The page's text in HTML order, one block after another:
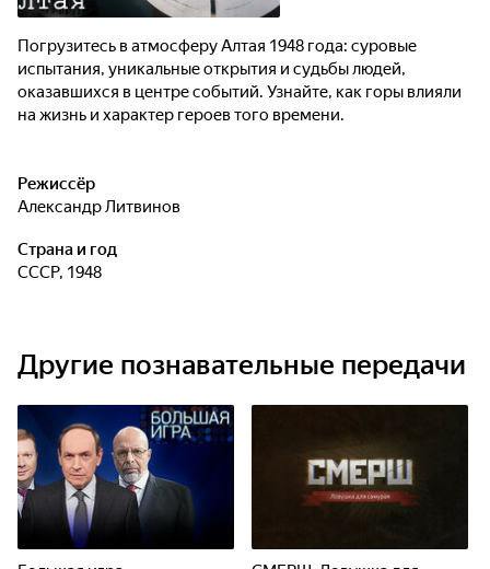
Погрузитесь в атмосферу Алтая 1948 года: суровые
испытания, уникальные открытия и судьбы людей,
оказавшихся в центре событий. Узнайте, как горы влияли
на жизнь и характер героев того времени.
Режиссёр
Александр Литвинов
Страна и год
СССР, 1948
Другие познавательные передачи